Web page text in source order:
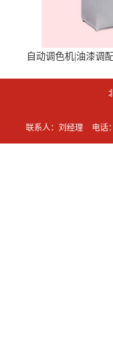
自动调色机|油漆调
联系人：刘经理 电话